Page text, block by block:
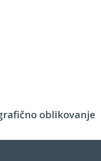
oblikovanje